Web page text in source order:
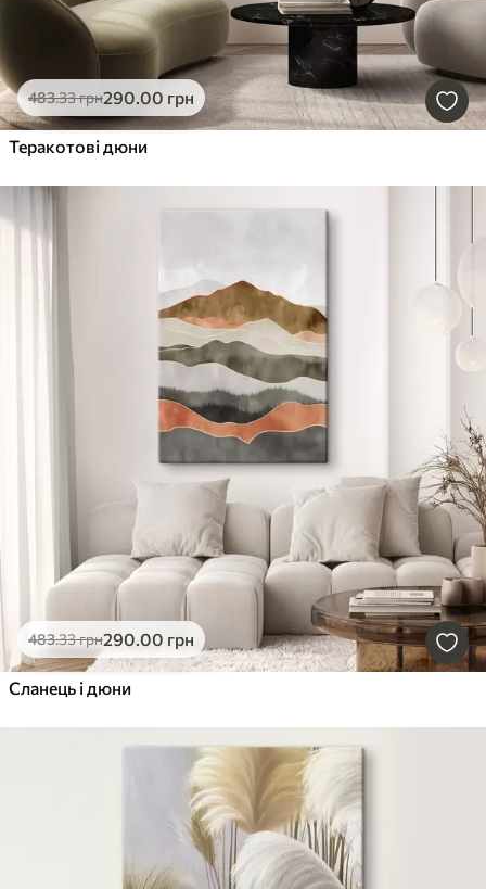
483.33грн290.00 грн
Теракотові дюни
483.33грн290.00 грн
Сланець і дюни